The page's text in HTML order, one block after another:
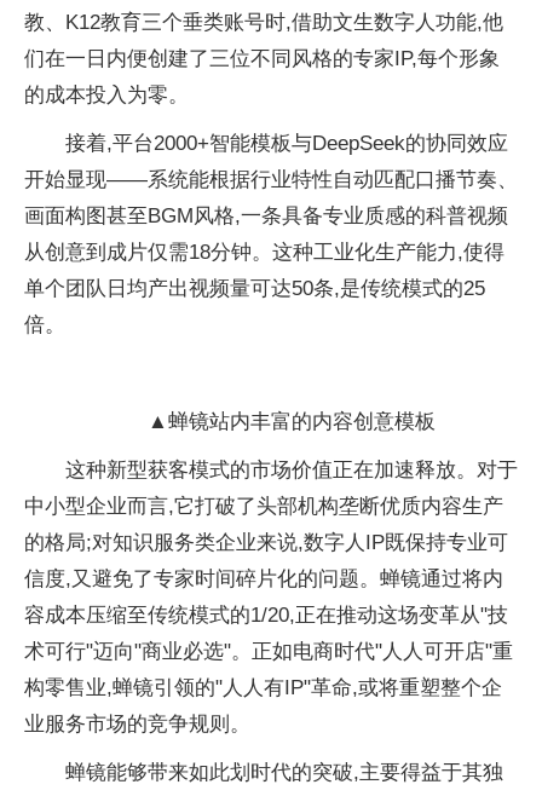
教、K12教育三个垂类账号时,借助文生数字人功能,他
们在一日内便创建了三位不同风格的专家IP,每个形象
的成本投入为零。
接着,平台2000+智能模板与DeepSeek的协同效应
开始显现——系统能根据行业特性自动匹配口播节奏、
画面构图甚至BGM风格,一条具备专业质感的科普视频
从创意到成片仅需18分钟。这种工业化生产能力,使得
单个团队日均产出视频量可达50条,是传统模式的25
倍。
▲蝉镜站内丰富的内容创意模板
这种新型获客模式的市场价值正在加速释放。对于
中小型企业而言,它打破了头部机构垄断优质内容生产
的格局;对知识服务类企业来说,数字人IP既保持专业可
信度,又避免了专家时间碎片化的问题。蝉镜通过将内
容成本压缩至传统模式的1/20,正在推动这场变革从"技
术可行"迈向"商业必选"。正如电商时代"人人可开店"重
构零售业,蝉镜引领的"人人有IP"革命,或将重塑整个企
业服务市场的竞争规则。
蝉镜能够带来如此划时代的突破,主要得益于其独